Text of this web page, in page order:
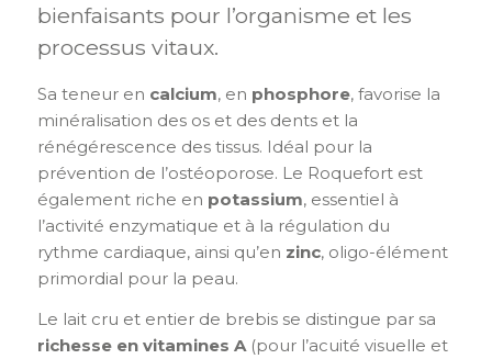
bienfaisants pour l’organisme et les
processus vitaux.
Sa teneur en calcium, en phosphore, favorise la
minéralisation des os et des dents et la
rénégérescence des tissus. Idéal pour la
prévention de l’ostéoporose. Le Roquefort est
également riche en potassium, essentiel à
l’activité enzymatique et à la régulation du
rythme cardiaque, ainsi qu’en zinc, oligo-élément
primordial pour la peau.
Le lait cru et entier de brebis se distingue par sa
richesse en vitamines A(pour l’acuité visuelle et